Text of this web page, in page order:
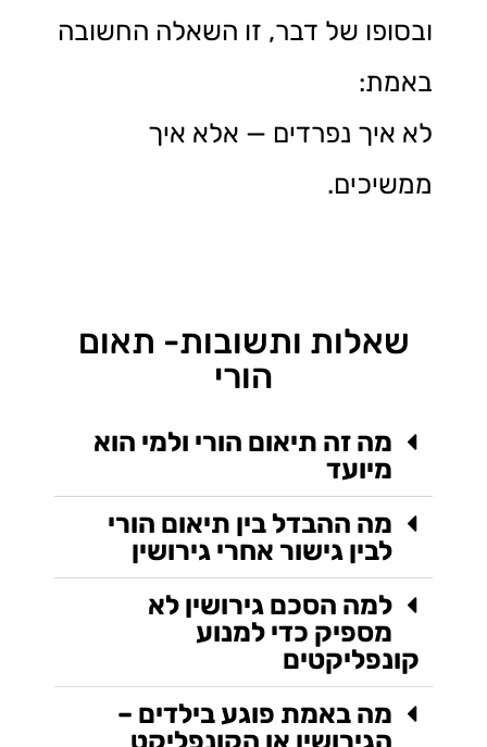
ובסופו של דבר, זו השאלה החשובה
באמת:
לא איך נפרדים — אלא איך
ממשיכים.
שאלות ותשובות- תאום
הורי
מה זה תיאום הורי ולמי הוא
מיועד
מה ההבדל בין תיאום הורי
לבין גישור אחרי גירושין
למה הסכם גירושין לא
מספיק כדי למנוע
קונפליקטים
מה באמת פוגע בילדים –
הגירושין או הקונפליקט